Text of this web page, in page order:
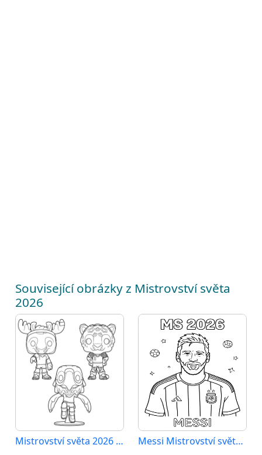
Související obrázky z Mistrovství světa
2026
Mistrovství světa 2026 tisknutelné Messi Mistrovství světa 2026